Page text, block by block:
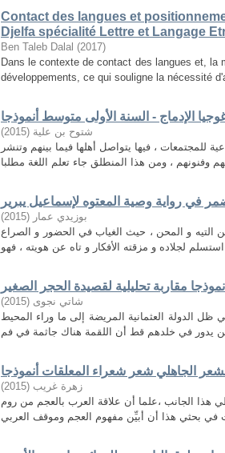
Contact des langues et
Djelfa spécialité Lettre et Langage
Ben Taleb Dalal (2017)
Dans le contexte de contact des langues et, la
développements, ce qui souligne la nécessité
الإدماج - السنة الأولى متوسط أنموذجا
شتوح بن علیة (
2015
)
للمجتمعات ، فيها يتواصل أهلها فيما بينهم وتنشر
في رواية وصية المعتوه لإسماعيل يبرير
بوزيدي عمار (
2015
)
و المحن ، حيث الغياب في الحضور و الصراع
مقاربة تحليلية لقصيدة الحجر الصغير
شاتي نجوى (
2015
)
الدولة العثمانية المريضة إلى ما وراء المحيط
الجاهلي شعر شعراء المعلقات أنموذجا
زهرة غريب (
2015
)
الجانب ،علما أن علاقة العرب بالعجم من روم